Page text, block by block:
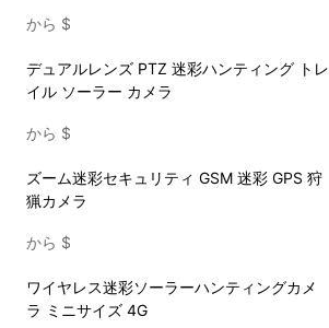
から $
デュアルレンズ PTZ 迷彩ハンティング トレ
イル ソーラー カメラ
から $
ズーム迷彩セキュリティ GSM 迷彩 GPS 狩
猟カメラ
から $
ワイヤレス迷彩ソーラーハンティングカメ
ラ ミニサイズ 4G